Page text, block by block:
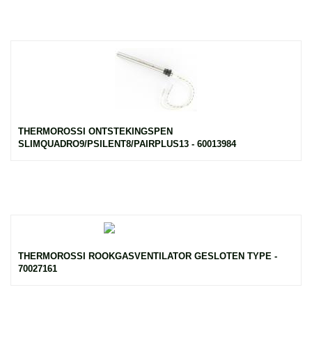
THERMOROSSI ONTSTEKINGSPEN
SLIMQUADRO9/PSILENT8/PAIRPLUS13 - 60013984
THERMOROSSI ROOKGASVENTILATOR GESLOTEN TYPE -
70027161